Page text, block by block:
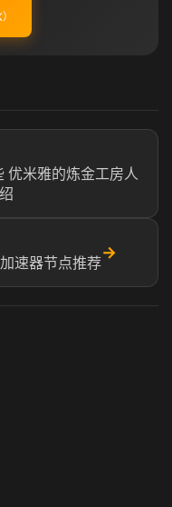
优米雅的炼金工房人
速器节点推荐
→